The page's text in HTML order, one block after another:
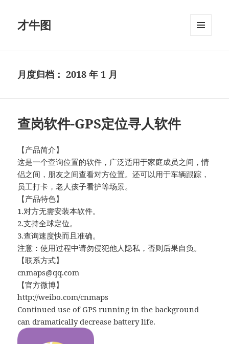
才牛图
月度归档：2018 年 1 月
查岗软件-GPS定位寻人软件
【产品简介】
这是一个查询位置的软件，广泛适用于家庭成员之间，情
侣之间，朋友之间查看对方位置。还可以用于车辆跟踪，
员工打卡，老人孩子看护等场景。
【产品特色】
1.对方无需安装本软件。
2.支持全球定位。
3.查询速度快而且准确。
注意：使用过程中请勿侵犯他人隐私，否则后果自负。
【联系方式】
cnmaps@qq.com
【官方微博】
http://weibo.com/cnmaps
Continued use of GPS running in the background
can dramatically decrease battery life.